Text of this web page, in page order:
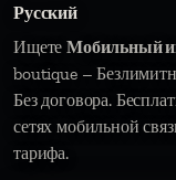
Русский
ИщетеМобильный
boutique –
Без договора.
сетях мобильной
тарифа.